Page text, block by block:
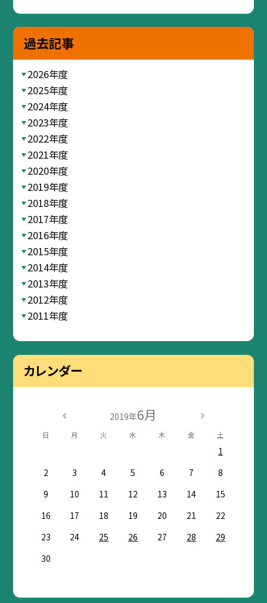
過去記事
2026年度
2025年度
2024年度
2023年度
2022年度
2021年度
2020年度
2019年度
2018年度
2017年度
2016年度
2015年度
2014年度
2013年度
2012年度
2011年度
カレンダー
2019年6月
日 月 火 水 木 金 土
1
2
3 4 5 6 7
8
9
10 11 12 13 14
15
16
17 18 19 20 21
22
23
24 25 26 27 28
29
30